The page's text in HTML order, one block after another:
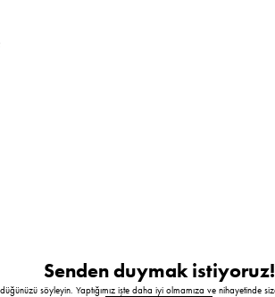
Senden duymak istiyoruz!
söyleyin. Yaptığımız işte daha iyi olmamıza ve nihayetinde